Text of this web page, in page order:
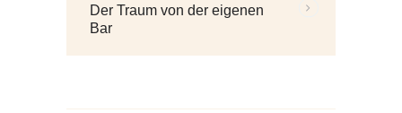
Beiträge:
Der Traum von der eigenen
Bar